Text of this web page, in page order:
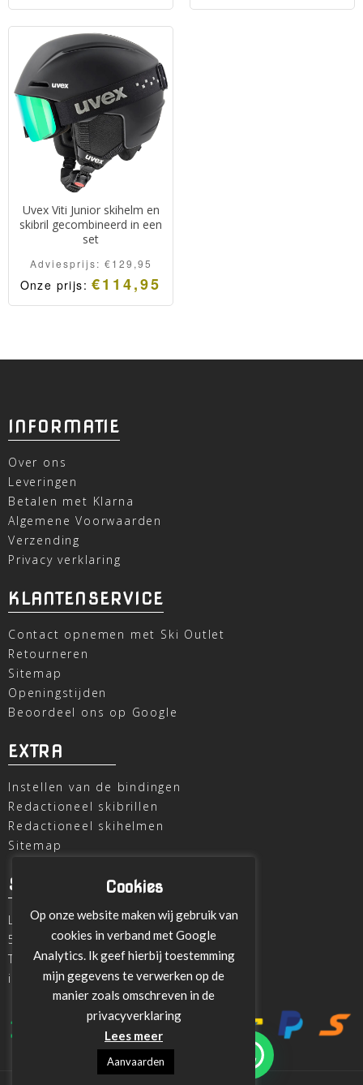
Uvex Viti Junior skihelm en
skibril gecombineerd in een
set
Adviesprijs: €129,95
Onze prijs:€114,95
INFORMATIE
Over ons
Leveringen
Betalen met Klarna
Algemene Voorwaarden
Verzending
Privacy verklaring
KLANTENSERVICE
Contact opnemen met Ski Outlet
Retourneren
Sitemap
Openingstijden
Beoordeel ons op Google
EXTRA
Instellen van de bindingen
Redactioneel skibrillen
Redactioneel skihelmen
Sitemap
SKI OUTLET
Laagheidehof 8
5804 XC Venray
T
+31 478 515696
info@ski-outlet-venray.nl
Cookies
Op onze website maken wij gebruik van
cookies in verband met Google
Analytics. Ik geef hierbij toestemming
mijn gegevens te verwerken op de
manier zoals omschreven in de
privacyverklaring
Lees meer
Aanvaarden